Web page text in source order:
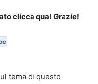
clicca qua! Grazie!
tema di questo